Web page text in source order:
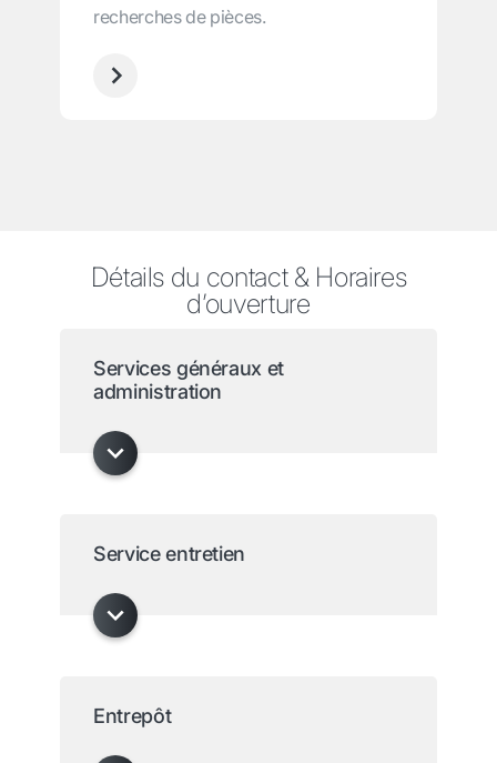
recherches de pièces.
Détails du contact & Horaires
d’ouverture
Services généraux et
administration
Service entretien
Entrepôt